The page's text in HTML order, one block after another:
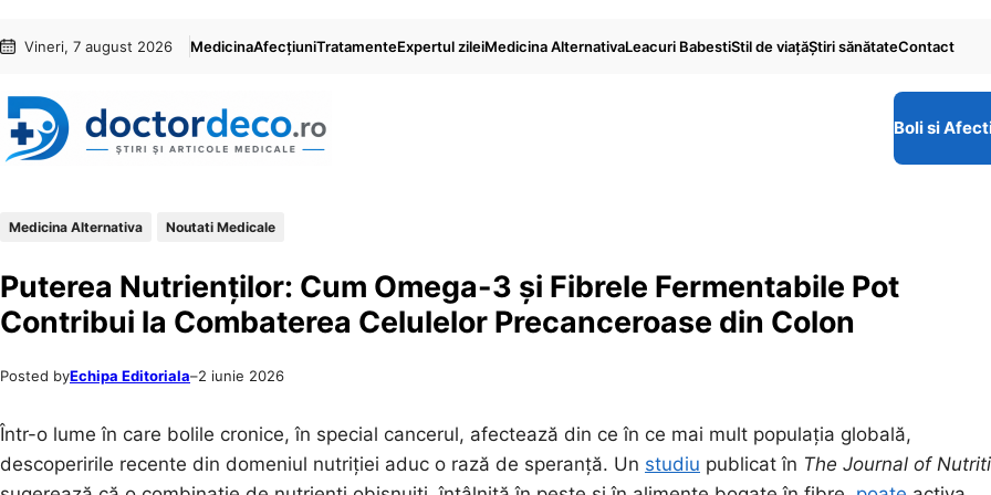
conținut
content
Vineri, 7 august 2026 MedicinaAfecțiuniTratamenteExpertul zileiMedicina AlternativaLeacuri BabestiStil de viaţăŞtiri sănătateContact
Boli si
Medicina Alternativa Noutati Medicale
Puterea Nutrienților: Cum Omega-3 și Fibrele Fermentabile Pot
Contribui la Combaterea Celulelor Precanceroase din Colon
Posted byEchipa Editoriala–2 iunie 2026
Într-o lume în care bolile cronice, în special cancerul, afectează din ce în ce mai mult populația globală,
descoperirile recente din domeniul nutriției aduc o rază de speranță. Un studiu publicat în The Journal of